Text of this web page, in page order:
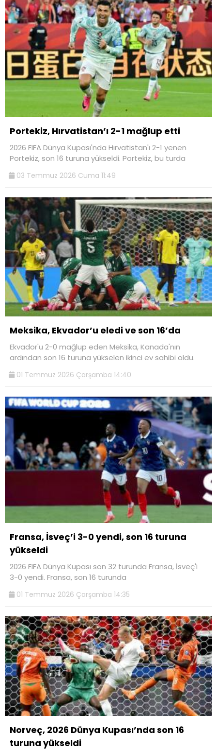
Portekiz, Hırvatistan’ı 2-1 mağlup etti
2026 FIFA Dünya Kupası'nda Hırvatistan'ı 2-1 yenen
Portekiz, son 16 turuna yükseldi. Portekiz, bu turda
03 Temmuz 2026 Cuma 11:49
Meksika, Ekvador’u eledi ve son 16’da
Ekvador'u 2-0 mağlup eden Meksika, Kanada'nın
ardından son 16 turuna yükselen ikinci ev sahibi oldu.
01 Temmuz 2026 Çarşamba 14:40
Fransa, İsveç’i 3-0 yendi, son 16 turuna
yükseldi
2026 FIFA Dünya Kupası son 32 turunda Fransa, İsveç'i
3-0 yendi. Fransa, son 16 turunda
01 Temmuz 2026 Çarşamba 14:35
Norveç, 2026 Dünya Kupası’nda son 16
turuna yükseldi